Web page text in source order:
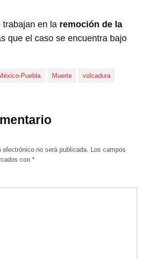
trabajan en la remoción de la
que el caso se encuentra bajo
Puebla Muerte volcadura
electrónico no será publicada. Los campos
con*